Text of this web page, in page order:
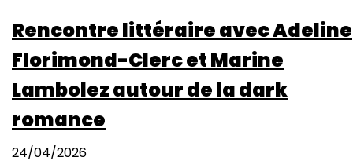
Rencontre littéraire avec Adeline
Florimond-Clerc et Marine
Lambolez autour de la dark
romance
24/04/2026